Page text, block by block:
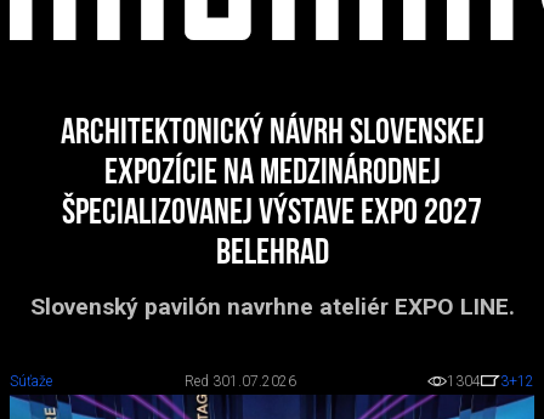
Architektonický návrh slovenskej
expozície na Medzinárodnej
špecializovanej výstave EXPO 2027
Belehrad
Slovenský pavilón navrhne ateliér EXPO LINE.
Súťaže Red 301.07.2026 1304 3+12